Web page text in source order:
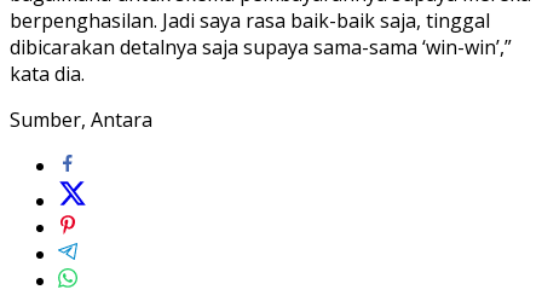
berpenghasilan. Jadi saya rasa baik-baik saja, tinggal
dibicarakan detalnya saja supaya sama-sama ‘win-win’,”
kata dia.
Sumber, Antara